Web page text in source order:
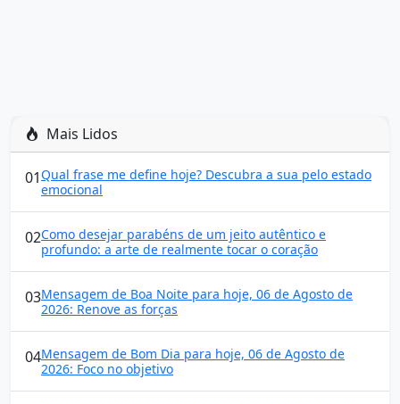
Mais Lidos
01Qual frase me define hoje? Descubra a sua pelo estado
emocional
02Como desejar parabéns de um jeito autêntico e
profundo: a arte de realmente tocar o coração
03Mensagem de Boa Noite para hoje, 06 de Agosto de
2026: Renove as forças
04Mensagem de Bom Dia para hoje, 06 de Agosto de
2026: Foco no objetivo